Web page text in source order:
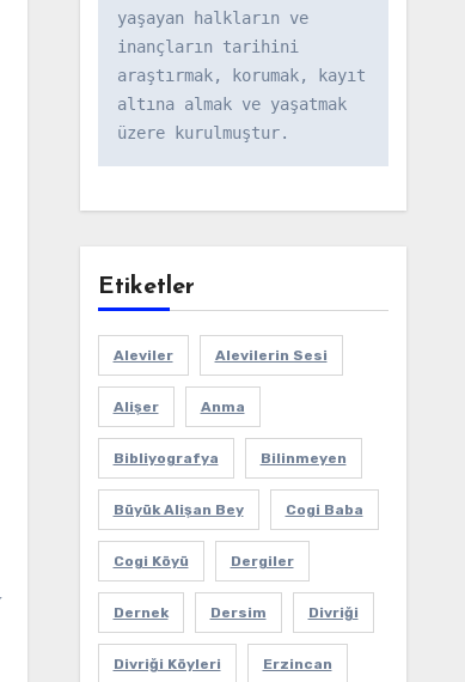
yaşayan halkların ve
inançların tarihini
araştırmak, korumak, kayıt
altına almak ve yaşatmak
üzere kurulmuştur.
Etiketler
Aleviler Alevilerin Sesi
Alişer Anma
Bibliyografya Bilinmeyen
Büyük Alişan Bey Cogi Baba
Cogi Köyü Dergiler
Dernek Dersim Divriği
Divriği Köyleri Erzincan